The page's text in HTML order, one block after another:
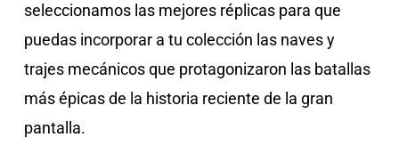
seleccionamos las mejores réplicas para que
puedas incorporar a tu colección las naves y
trajes mecánicos que protagonizaron las batallas
más épicas de la historia reciente de la gran
pantalla.